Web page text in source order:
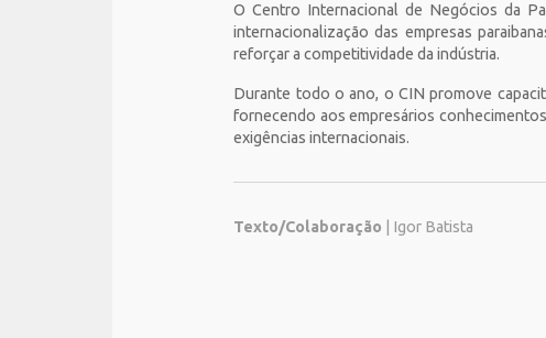
O Centro Internacional de Negócios da
internacionalização das empresas
reforçar a competitividade da indústria.
Durante todo o ano, o CIN promove
fornecendo aos empresários
exigências internacionais.
Texto/Colaboração | Igor Batista